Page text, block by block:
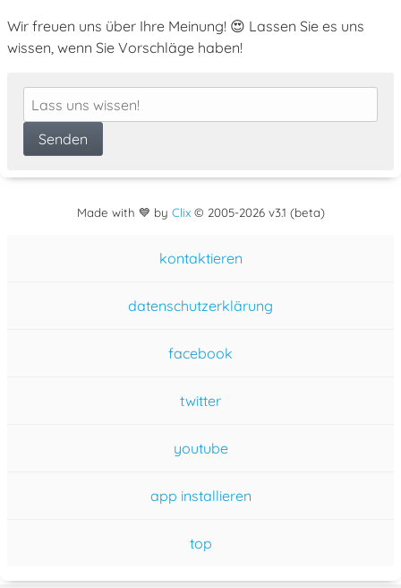
Wir freuen uns über Ihre Meinung! 😍 Lassen Sie es uns
wissen, wenn Sie Vorschläge haben!
Made with 💙 by Clix© 2005-2026 v3.1 (beta)
kontaktieren
datenschutzerklärung
facebook
twitter
youtube
app installieren
top